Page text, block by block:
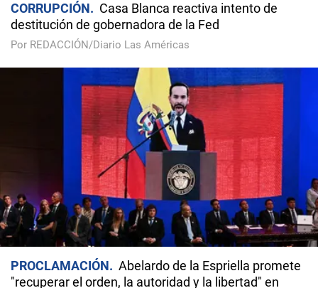
CORRUPCIÓN
Casa Blanca reactiva intento de
destitución de gobernadora de la Fed
Por REDACCIÓN/Diario Las Américas
PROCLAMACIÓN
Abelardo de la Espriella promete
"recuperar el orden, la autoridad y la libertad" en